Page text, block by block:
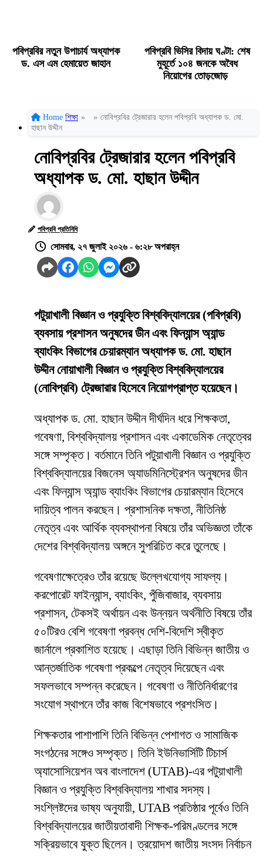
পবিপ্রবির নতুন উপাচার্য অধ্যাপক
ড. এস এম হেমায়েত জাহান
পবিপ্রবি ভিসির বিদায় ঘণ্টা: শেষ
মুহূর্তে ১০৪ জনকে অবৈধ
নিয়োগের তোড়জোড়
Home শিক্ষা » » নোবিপ্রবির ট্রেজারার হলেন পবিপ্রবি অধ্যাপক ড. মো.
হাছান উদ্দীন
নোবিপ্রবির ট্রেজারার হলেন পবিপ্রবি
অধ্যাপক ড. মো. হাছান উদ্দীন
পবিপ্রবি প্রতিনিধি
সোমবার, ২৭ জুলাই ২০২৬ - ৬:২৮ অপরাহ্ন
পটুয়াখালী বিজ্ঞান ও প্রযুক্তি বিশ্ববিদ্যালয়ের (পবিপ্রবি)
ব্যবসায় প্রশাসন অনুষদের ডীন এবং ফিন্যান্স অ্যান্ড
ব্যাংকিং বিভাগের চেয়ারম্যান অধ্যাপক ড. মো. হাছান
উদ্দীন নোয়াখালী বিজ্ঞান ও প্রযুক্তি বিশ্ববিদ্যালয়ের
(নোবিপ্রবি) ট্রেজারার হিসেবে নিয়োগপ্রাপ্ত হয়েছেন।
অধ্যাপক ড. মো. হাছান উদ্দীন দীর্ঘদিন ধরে শিক্ষকতা,
গবেষণা, বিশ্ববিদ্যালয় প্রশাসন এবং একাডেমিক নেতৃত্বের
সঙ্গে সম্পৃক্ত। বর্তমানে তিনি পটুয়াখালী বিজ্ঞান ও প্রযুক্তি
বিশ্ববিদ্যালয়ের বিজনেস অ্যাডমিনিস্ট্রেশন অনুষদের ডীন
এবং ফিন্যান্স অ্যান্ড ব্যাংকিং বিভাগের চেয়ারম্যান হিসেবে
দায়িত্ব পালন করছেন। প্রশাসনিক দক্ষতা, নীতিনিষ্ঠ
নেতৃত্ব এবং আর্থিক ব্যবস্থাপনা বিষয়ে তাঁর অভিজ্ঞতা তাঁকে
দেশের বিশ্ববিদ্যালয় অঙ্গনে সুপরিচিত করে তুলেছে।
গবেষণাক্ষেত্রেও তাঁর রয়েছে উল্লেখযোগ্য সাফল্য।
করপোরেট ফাইন্যান্স, ব্যাংকিং, পুঁজিবাজার, ব্যবসায়
প্রশাসন, টেকসই অর্থায়ন এবং উন্নয়ন অর্থনীতি বিষয়ে তাঁর
৫০টিরও বেশি গবেষণা প্রবন্ধ দেশি-বিদেশি স্বীকৃত
জার্নালে প্রকাশিত হয়েছে। এছাড়া তিনি বিভিন্ন জাতীয় ও
আন্তর্জাতিক গবেষণা প্রকল্পে নেতৃত্ব দিয়েছেন এবং
সফলভাবে সম্পন্ন করেছেন। গবেষণা ও নীতিনির্ধারণের
সংযোগ স্থাপনে তাঁর কাজ বিশেষভাবে প্রশংসিত।
শিক্ষকতার পাশাপাশি তিনি বিভিন্ন পেশাগত ও সামাজিক
সংগঠনের সঙ্গেও সম্পৃক্ত। তিনি ইউনিভার্সিটি টিচার্স
অ্যাসোসিয়েশন অব বাংলাদেশ (UTAB)-এর পটুয়াখালী
বিজ্ঞান ও প্রযুক্তি বিশ্ববিদ্যালয় শাখার সদস্য।
সংশ্লিষ্টদের ভাষ্য অনুযায়ী, UTAB প্রতিষ্ঠার পূর্বেও তিনি
বিশ্ববিদ্যালয়ের জাতীয়তাবাদী শিক্ষক-পরিমণ্ডলের সঙ্গে
সক্রিয়ভাবে যুক্ত ছিলেন। ত্রয়োদশ জাতীয় সংসদ নির্বাচন